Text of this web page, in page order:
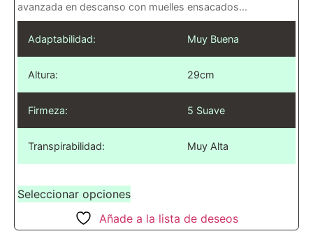
avanzada en descanso con muelles ensacados...
Adaptabilidad: Muy Buena
Altura: 29cm
Firmeza: 5 Suave
Transpirabilidad: Muy Alta
Seleccionar opciones
Añade a la lista de deseos